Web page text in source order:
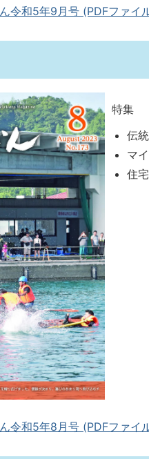
令和5年9月号 (PDFファイ
特集
伝
マ
住
令和5年8月号 (PDFファイ